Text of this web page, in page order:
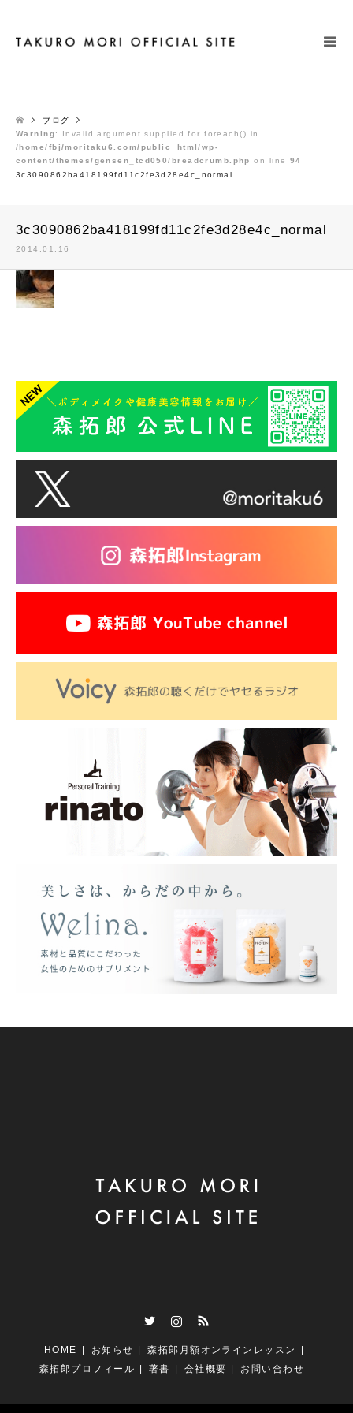
ブログ
Warning: Invalid argument supplied for foreach() in
/home/fbj/moritaku6.com/public_html/wp-
content/themes/gensen_tcd050/breadcrumb.php on line 94
3c3090862ba418199fd11c2fe3d28e4c_normal
3c3090862ba418199fd11c2fe3d28e4c_normal
2014.01.16
HOME お知らせ
森拓郎月額オンラインレッスン
森拓郎プロフィール
著書 会社概要 お問い合わせ